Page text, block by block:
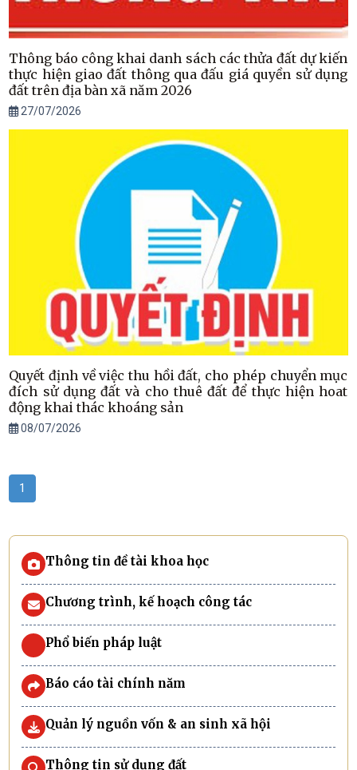
Thông báo công khai danh sách các thửa đất dự kiến
thực hiện giao đất thông qua đấu giá quyền sử dụng
đất trên địa bàn xã năm 2026
27/07/2026
Quyết định về việc thu hồi đất, cho phép chuyển mục
đích sử dụng đất và cho thuê đất để thực hiện hoat
động khai thác khoáng sản
08/07/2026
1
Thông tin đề tài khoa học
Chương trình, kế hoạch công tác
Phổ biến pháp luật
Báo cáo tài chính năm
Quản lý nguồn vốn & an sinh xã hội
Thông tin sử dụng đất